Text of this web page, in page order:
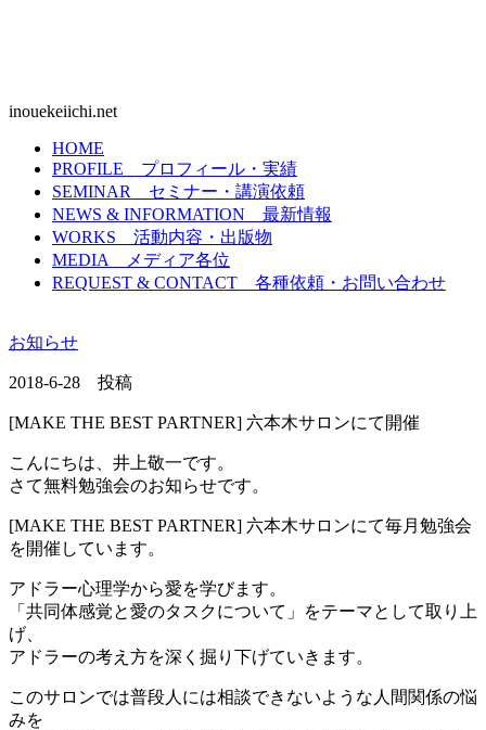
inouekeiichi.net
HOME
PROFILE プロフィール・実績
SEMINAR セミナー・講演依頼
NEWS & INFORMATION 最新情報
WORKS 活動内容・出版物
MEDIA
メディア各位
REQUEST & CONTACT 各種依頼・お問い合わせ
お知らせ
2018-6-28 投稿
[MAKE THE BEST PARTNER] 六本木サロンにて開催
こんにちは、井上敬一です。
さて無料勉強会のお知らせです。
[MAKE THE BEST PARTNER] 六本木サロンにて毎月勉強会
を開催しています。
アドラー心理学から愛を学びます。
「共同体感覚と愛のタスクについて」をテーマとして取り上
げ、
アドラーの考え方を深く掘り下げていきます。
このサロンでは普段人には相談できないような人間関係の悩
みを